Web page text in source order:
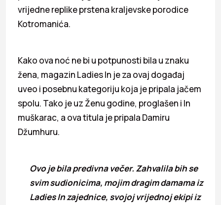
vrijedne replike prstena kraljevske porodice
Kotromanića.
Kako ova noć ne bi u potpunosti bila u znaku
žena, magazin Ladies In je za ovaj događaj
uveo i posebnu kategoriju koja je pripala jačem
spolu. Tako je uz Ženu godine, proglašen i In
muškarac, a ova titula je pripala Damiru
Džumhuru.
Ovo je bila predivna večer. Zahvalila bih se
svim sudionicima, mojim dragim damama iz
Ladies In zajednice, svojoj vrijednoj ekipi iz